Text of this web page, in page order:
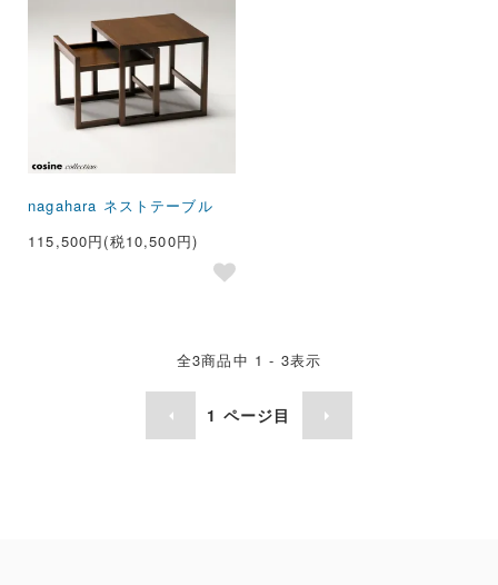
nagahara ネストテーブル
115,500円(税10,500円)
全3商品中 1 - 3表示
1 ページ目